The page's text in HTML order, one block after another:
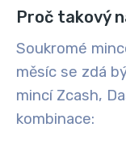
Proč takový
Soukromé
měsíc se zdá
mincí Zcash,
kombinace: